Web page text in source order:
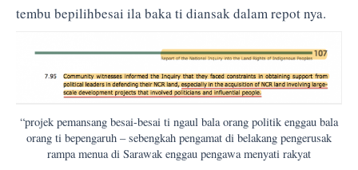
tembu bepilihbesai ila baka ti diansak dalam repot nya.
“projek pemansang besai-besai ti ngaul bala orang politik enggau bala
orang ti bepengaruh – sebengkah pengamat di belakang pengerusak
rampa menua di Sarawak enggau pengawa menyati rakyat